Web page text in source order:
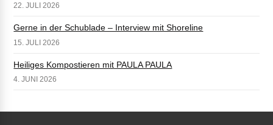
22. JULI 2026
Gerne in der Schublade – Interview mit Shoreline
15. JULI 2026
Heiliges Kompostieren mit PAULA PAULA
4. JUNI 2026